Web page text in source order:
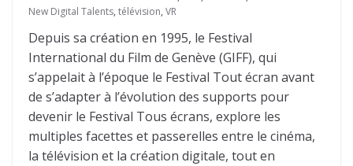
New Digital Talents, télévision, VR
Depuis sa création en 1995, le Festival
International du Film de Genève (GIFF), qui
s’appelait à l’époque le Festival Tout écran avant
de s’adapter à l’évolution des supports pour
devenir le Festival Tous écrans, explore les
multiples facettes et passerelles entre le cinéma,
la télévision et la création digitale, tout en